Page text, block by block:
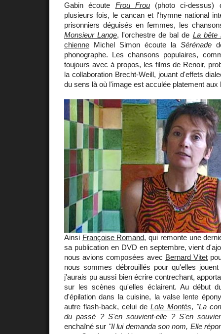
Gabin écoute Frou Frou(photo ci-dessus)
plusieurs fois, le cancan et l'hymne national
prisonniers déguisés en femmes, les
Monsieur Lange, l'orchestre de bal de La bête
chienne Michel Simon écoute la Sérénade
phonographe. Les chansons populaires,
toujours avec à propos, les films de Renoir,
la collaboration Brecht-Weill, jouant d'effets
du sens là où l'image est acculée platement aux
Ainsi Françoise Romand, qui remonte une
sa publication en DVD en septembre, vient
nous avions composées avec Bernard Vitet
nous sommes débrouillés pour qu'elles
j'aurais pu aussi bien écrire contrechant,
sur les scènes qu'elles éclairent. Au début
d'épilation dans la cuisine, la valse lente
autre flash-back, celui deLola Montès, "La
du passé ? S'en souvient-elle ? S'en
enchaîné sur "Il lui demanda son nom, Elle